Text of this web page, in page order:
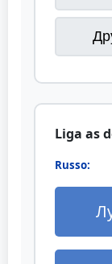
Liga as
Russo: